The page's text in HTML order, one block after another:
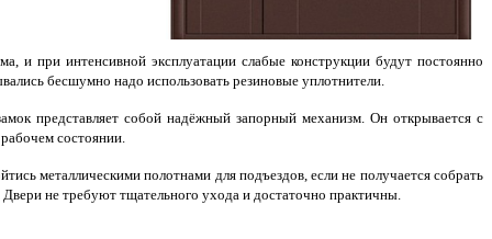
и при интенсивной эксплуатации слабые конструкции будут постоянно
бесшумно надо использовать резиновые уплотнители.
представляет собой надёжный запорный механизм. Он открывается с
состоянии.
металлическими полотнами для подъездов, если не получается собрать
не требуют тщательного ухода и достаточно практичны.